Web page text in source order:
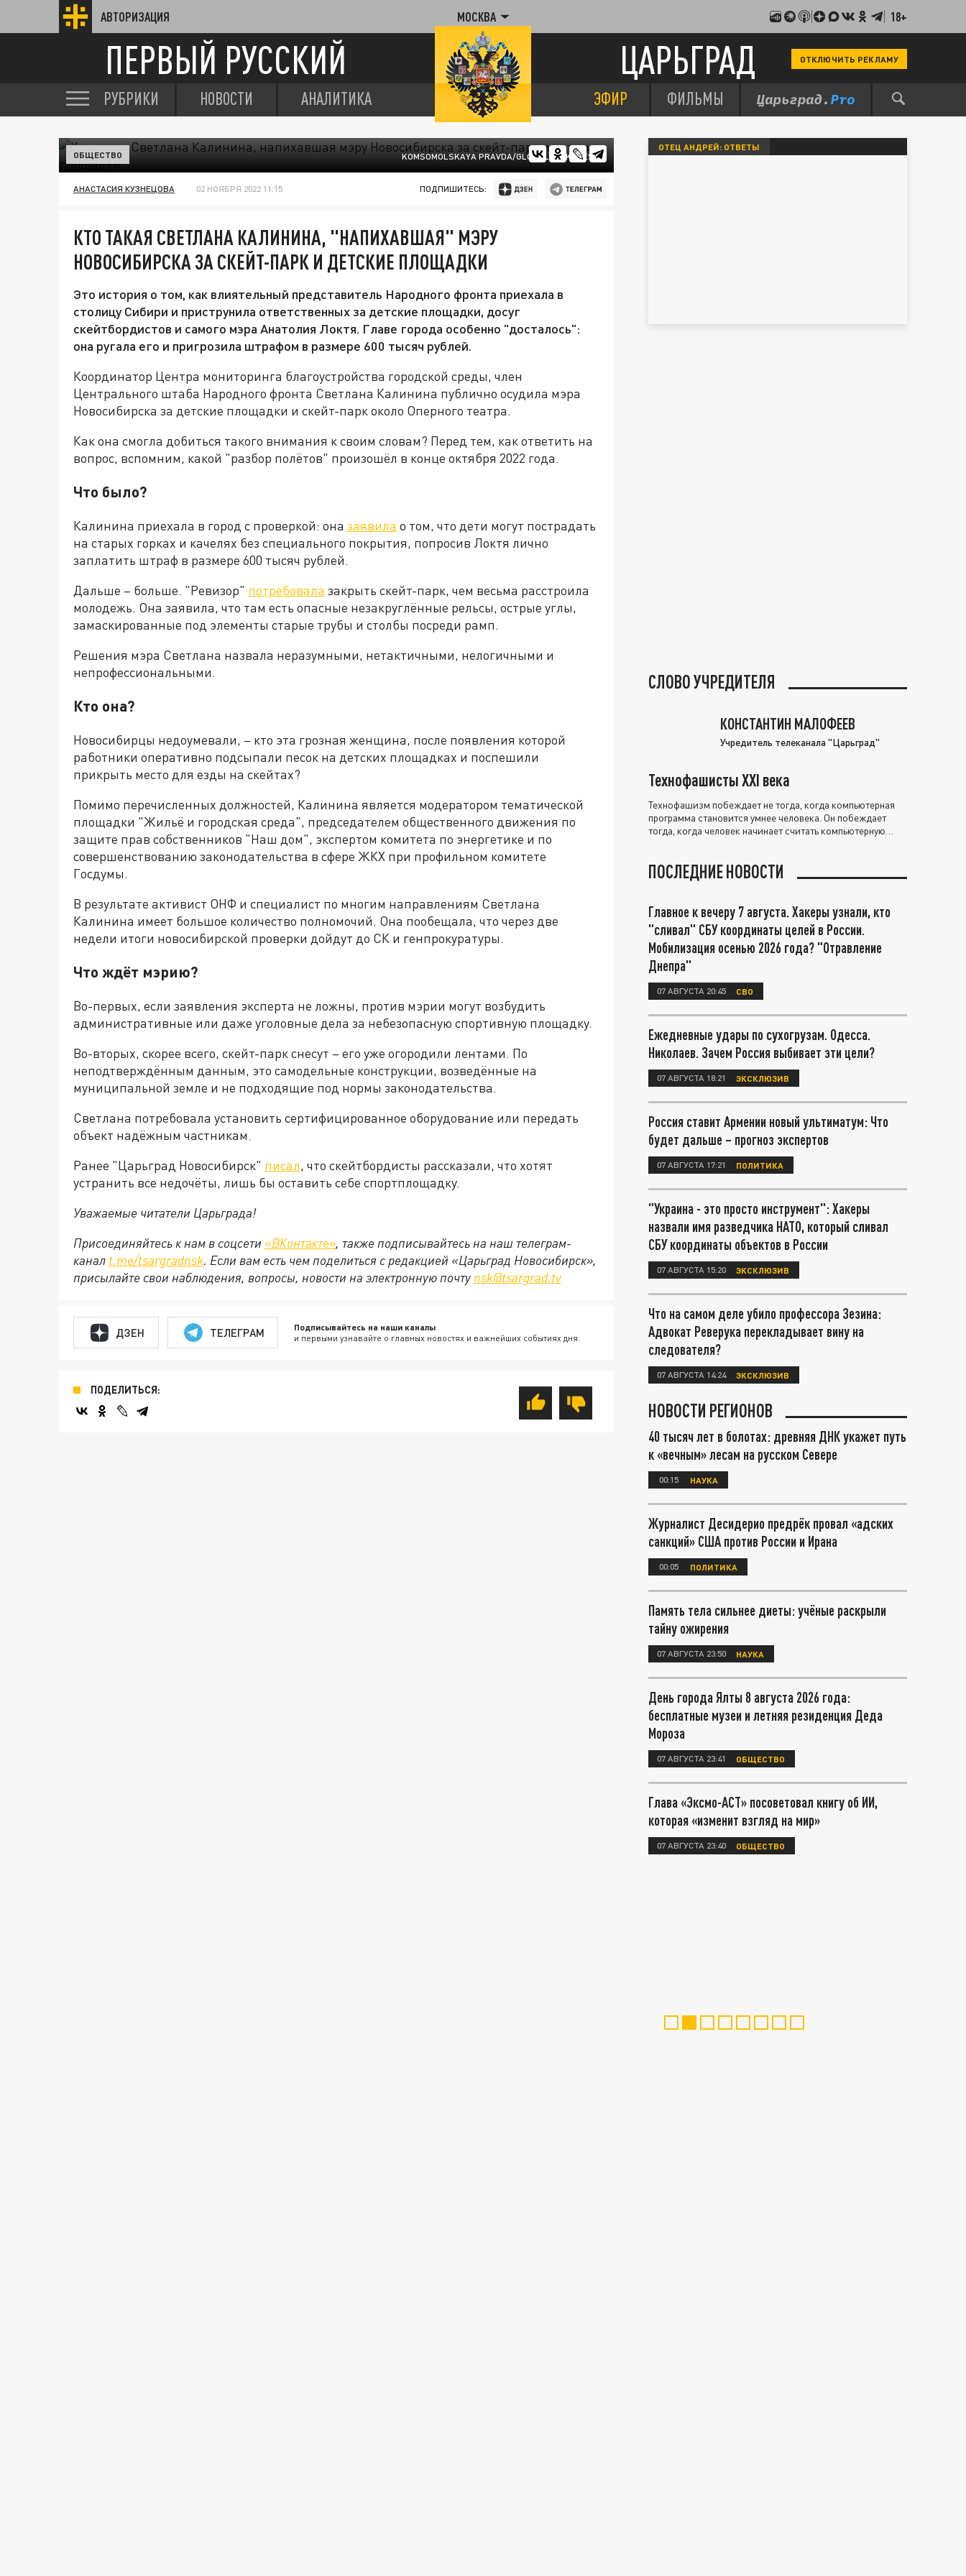
АВТОРИЗАЦИЯ МОСКВА 18+
ПЕРВЫЙ РУССКИЙ ЦАРЬГРАД ОТКЛЮЧИТЬ РЕКЛАМУ
РУБРИКИ НОВОСТИ АНАЛИТИКА ЭФИР ФИЛЬМЫ
KOMSOMOLSKAYA PRAVDA/GLOBALLOOKPRESS
ОБЩЕСТВО
АНАСТАСИЯ КУЗНЕЦОВА 02 НОЯБРЯ 2022 11:15 ПОДПИШИТЕСЬ:
КТО ТАКАЯ СВЕТЛАНА КАЛИНИНА, "НАПИХАВШАЯ" МЭРУ
НОВОСИБИРСКА ЗА СКЕЙТ-ПАРК И ДЕТСКИЕ ПЛОЩАДКИ
Это история о том, как влиятельный представитель Народного фронта приехала в
столицу Сибири и приструнила ответственных за детские площадки, досуг
скейтбордистов и самого мэра Анатолия Локтя. Главе города особенно "досталось":
она ругала его и пригрозила штрафом в размере 600 тысяч рублей.
Координатор Центра мониторинга благоустройства городской среды, член
Центрального штаба Народного фронта Светлана Калинина публично осудила мэра
Новосибирска за детские площадки и скейт-парк около Оперного театра.
Как она смогла добиться такого внимания к своим словам? Перед тем, как ответить на
вопрос, вспомним, какой "разбор полётов" произошёл в конце октября 2022 года.
Что было?
Калинина приехала в город с проверкой: она заявила о том, что дети могут пострадать
на старых горках и качелях без специального покрытия, попросив Локтя лично
заплатить штраф в размере 600 тысяч рублей.
Дальше – больше. "Ревизор" потребовала закрыть скейт-парк, чем весьма расстроила
молодежь. Она заявила, что там есть опасные незакруглённые рельсы, острые углы,
замаскированные под элементы старые трубы и столбы посреди рамп.
Решения мэра Светлана назвала неразумными, нетактичными, нелогичными и
непрофессиональными.
Кто она?
Новосибирцы недоумевали, – кто эта грозная женщина, после появления которой
работники оперативно подсыпали песок на детских площадках и поспешили
прикрыть место для езды на скейтах?
Помимо перечисленных должностей, Калинина является модератором тематической
площадки "Жильё и городская среда", председателем общественного движения по
защите прав собственников "Наш дом", экспертом комитета по энергетике и по
совершенствованию законодательства в сфере ЖКХ при профильном комитете
Госдумы.
В результате активист ОНФ и специалист по многим направлениям Светлана
Калинина имеет большое количество полномочий. Она пообещала, что через две
недели итоги новосибирской проверки дойдут до СК и генпрокуратуры.
Что ждёт мэрию?
Во-первых, если заявления эксперта не ложны, против мэрии могут возбудить
административные или даже уголовные дела за небезопасную спортивную площадку.
Во-вторых, скорее всего, скейт-парк снесут – его уже огородили лентами. По
неподтверждённым данным, это самодельные конструкции, возведённые на
муниципальной земле и не подходящие под нормы законодательства.
Светлана потребовала установить сертифицированное оборудование или передать
объект надёжным частникам.
Ранее "Царьград Новосибирск" писал, что скейтбордисты рассказали, что хотят
устранить все недочёты, лишь бы оставить себе спортплощадку.
Уважаемые читатели Царьграда!
Присоединяйтесь к нам в соцсети «ВКонтакте», также подписывайтесь на наш телеграм-
канал t.me/tsargradnsk. Если вам есть чем поделиться с редакцией «Царьград Новосибирск»,
присылайте свои наблюдения, вопросы, новости на электронную почту nsk@tsargrad.tv
ДЗЕН ТЕЛЕГРАМ Подписывайтесь на наши каналы
и первыми узнавайте о главных новостях и важнейших событиях дня.
ПОДЕЛИТЬСЯ:
ОТЕЦ АНДРЕЙ: ОТВЕТЫ
СЛОВО УЧРЕДИТЕЛЯ
КОНСТАНТИН МАЛОФЕЕВ
Учредитель телеканала "Царьград"
Технофашисты XXI века
Технофашизм побеждает не тогда, когда компьютерная
программа становится умнее человека. Он побеждает
тогда, когда человек начинает считать компьютерную
ПОСЛЕДНИЕ НОВОСТИ
Главное к вечеру 7 августа. Хакеры узнали, кто
"сливал" СБУ координаты целей в России.
Мобилизация осенью 2026 года? "Отравление
Днепра"
07 АВГУСТА 20:45 СВО
Ежедневные удары по сухогрузам. Одесса.
Николаев. Зачем Россия выбивает эти цели?
07 АВГУСТА 18:21 ЭКСКЛЮЗИВ
Россия ставит Армении новый ультиматум: Что
будет дальше – прогноз экспертов
07 АВГУСТА 17:21 ПОЛИТИКА
"Украина - это просто инструмент": Хакеры
назвали имя разведчика НАТО, который сливал
СБУ координаты объектов в России
07 АВГУСТА 15:20 ЭКСКЛЮЗИВ
Что на самом деле убило профессора Зезина:
Адвокат Реверука перекладывает вину на
следователя?
07 АВГУСТА 14:24 ЭКСКЛЮЗИВ
НОВОСТИ РЕГИОНОВ
40 тысяч лет в болотах: древняя ДНК укажет путь
к «вечным» лесам на русском Севере
00:15 НАУКА
Журналист Десидерио предрёк провал «адских
санкций» США против России и Ирана
00:05 ПОЛИТИКА
Память тела сильнее диеты: учёные раскрыли
тайну ожирения
07 АВГУСТА 23:50 НАУКА
День города Ялты 8 августа 2026 года:
бесплатные музеи и летняя резиденция Деда
Мороза
07 АВГУСТА 23:41 ОБЩЕСТВО
Глава «Эксмо-АСТ» посоветовал книгу об ИИ,
которая «изменит взгляд на мир»
07 АВГУСТА 23:40 ОБЩЕСТВО